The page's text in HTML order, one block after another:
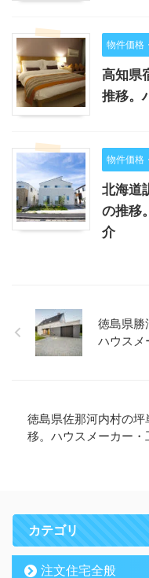
物件価格
高知県
推移。
物件価格
北海道
の推移
介
徳島県勝
ハウスメ
徳島県佐那河内村の
移。ハウスメーカー・
カテゴリ
注文住宅全般